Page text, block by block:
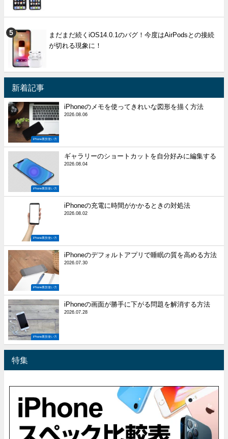
まだまだ続くiOS14.0.1のバグ！今度はAirPodsとの接続
が切れる現象に！
新着記事
iPhone裏技使い方
iPhoneのメモを使ってきれいな図形を描く方法
2026.08.06
iPhone裏技使い方
ギャラリーのショートカットを自分好みに編集する
2026.08.04
iPhone裏技使い方
iPhoneの充電に時間がかかるときの対処法
2026.08.02
iPhone裏技使い方
iPhoneのデフォルトアプリで睡眠の質を高める方法
2026.07.30
iPhone裏技使い方
iPhoneの画面が勝手に下がる問題を解消する方法
2026.07.28
特集